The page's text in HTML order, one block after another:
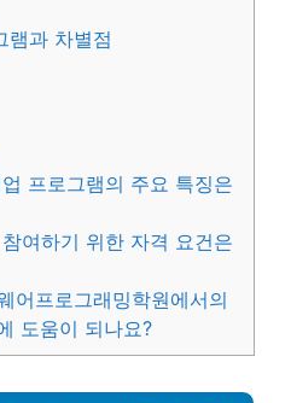
램과 차별점
프로그램의 주요 특징은
여하기 위한 자격 요건은
어프로그래밍학원에서의
도움이 되나요?